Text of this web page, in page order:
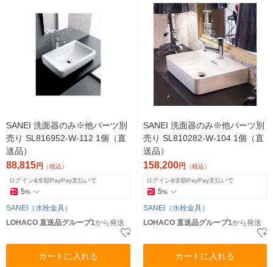
SANEI 洗面器のみ※他パーツ別
売り SL816952-W-112 1個（直
送品）
88,815円 （税込）
ログイン&全額PayPay支払いで
5%
SANEI（水栓金具）
LOHACO 直送品グループ1から発送
カートに入れる
SANEI 洗面器のみ※他パーツ別
売り SL810282-W-104 1個（直
送品）
158,200円 （税込）
ログイン&全額PayPay支払いで
5%
SANEI（水栓金具）
LOHACO 直送品グループ1から発送
カートに入れる